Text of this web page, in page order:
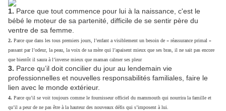
1. Parce que tout commence pour lui à la naissance, c'est le
bébé le moteur de sa partenité, difficile de se sentir père du
ventre de sa femme.
2. Parce que dans les tous premiers jours, l’enfant a visiblement un besoin de « réassurance primal »
passant par l’odeur, la peau, la voix de sa mère qui l’apaisent mieux que ses bras, il ne sait pas encore
que bientôt il saura à l’inverse mieux que maman calmer ses pleur
3. Parce qu’il doit concilier du jour au lendemain vie
professionnelles et nouvelles responsabilités familiales, faire le
lien avec le monde extérieur.
4. Parce qu’il se voit toujours comme le fournisseur officiel du mammouth qui nourrira la famille et
qu’il a peur de ne pas être à la hauteur des nouveaux défis qui s’imposent à lui.